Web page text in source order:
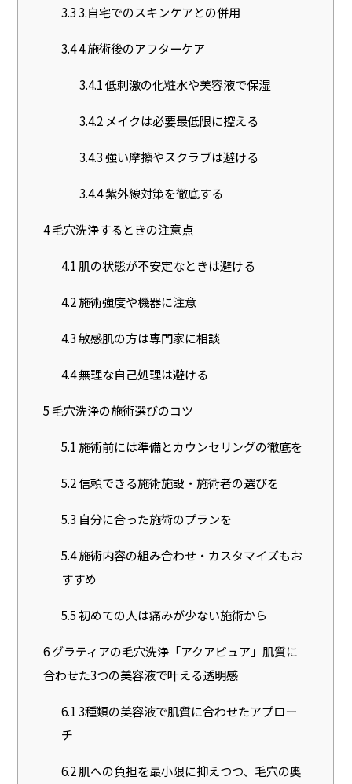
3.33.自宅でのスキンケアとの併用
3.44.施術後のアフターケア
3.4.1低刺激の化粧水や美容液で保湿
3.4.2 メイクは必要最低限に控える
3.4.3強い摩擦やスクラブは避ける
3.4.4紫外線対策を徹底する
4毛穴洗浄するときの注意点
4.1 肌の状態が不安定なときは避ける
4.2施術強度や機器に注意
4.3敏感肌の方は専門家に相談
4.4無理な自己処理は避ける
5 毛穴洗浄の施術選びのコツ
5.1施術前には準備とカウンセリングの徹底を
5.2信頼できる施術施設・施術者の選びを
5.3 自分に合った施術のプランを
5.4施術内容の組み合わせ・カスタマイズもお
すすめ
5.5初めての人は痛みが少ない施術から
6グラティアの毛穴洗浄「アクアピュア」肌質に
合わせた3つの美容液で叶える透明感
6.13種類の美容液で肌質に合わせたアプロー
チ
6.2肌への負担を最小限に抑えつつ、毛穴の奥